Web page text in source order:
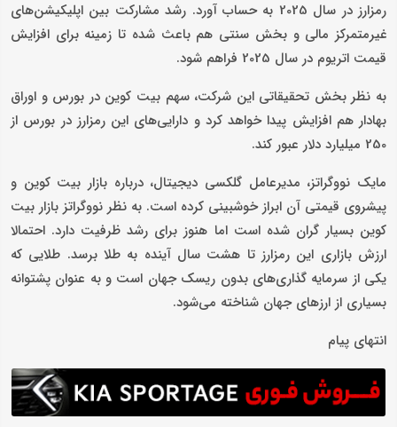
رمزارز در سال 2025 به حساب آورد. رشد مشارکت بین اپلیکیشن‌های
غیرمتمرکز مالی‌ و بخش سنتی هم باعث شده تا زمینه برای افزایش
قیمت اتریوم در سال 2025 فراهم شود.
به نظر بخش تحقیقاتی این شرکت، سهم بیت کوین در بورس و اوراق
بهادار هم افزایش پیدا خواهد کرد و دارایی‌های این رمزارز در بورس از
250 میلیارد دلار عبور کند.
مایک نووگراتز، مدیرعامل گلکسی دیجیتال، درباره بازار بیت کوین و
پیشروی قیمتی آن ابراز خوشبینی کرده است. به نظر نووگراتز بازار بیت
کوین بسیار گران شده است اما هنوز برای رشد ظرفیت دارد. احتمالا
ارزش بازاری این رمزارز تا هشت سال آینده به طلا برسد. طلایی که
یکی از سرمایه گذاری‌های بدون ریسک جهان است و به عنوان پشتوانه
بسیاری از ارزهای جهان شناخته می‌شود.
انتهای پیام